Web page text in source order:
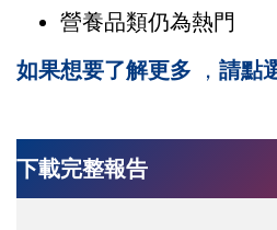
營養品類仍為熱門
如果想要了解更多
， 請點
下載完整報告